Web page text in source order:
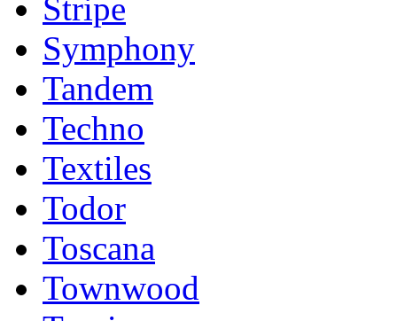
Stripe
Symphony
Tandem
Techno
Textiles
Todor
Toscana
Townwood